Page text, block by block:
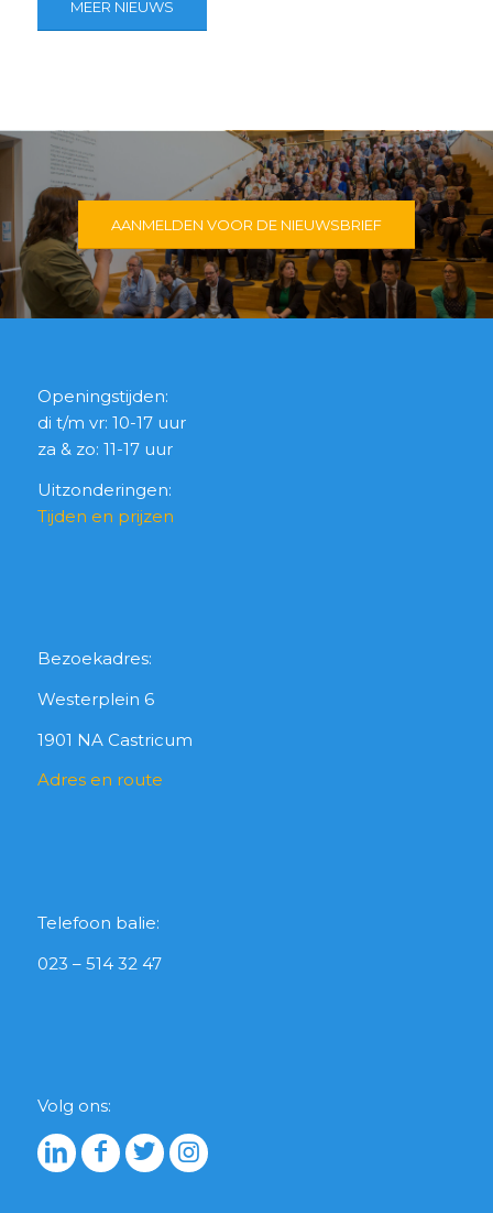
MEER NIEUWS
AANMELDEN VOOR DE NIEUWSBRIEF
Openingstijden:
di t/m vr: 10-17 uur
za & zo: 11-17 uur
Uitzonderingen:
Tijden en prijzen
Bezoekadres:
Westerplein 6
1901 NA Castricum
Adres en route
Telefoon balie:
023 – 514 32 47
Volg ons: